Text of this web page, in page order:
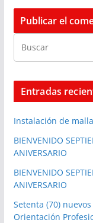
Entradas
Instalación de
BIENVENIDO
ANIVERSARIO
BIENVENIDO
ANIVERSARIO
Setenta (70)
Orientación